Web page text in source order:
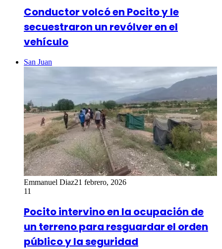
Conductor volcó en Pocito y le
secuestraron un revólver en el
vehículo
San Juan
Emmanuel Diaz21 febrero, 2026
11
Pocito intervino en la ocupación de
un terreno para resguardar el orden
público y la seguridad